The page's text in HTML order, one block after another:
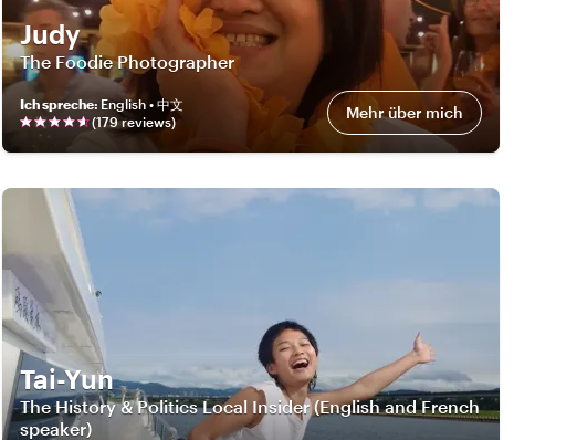
Judy
The Foodie Photographer
Ich spreche: English • 中文
(179reviews) Mehr über mich
Tai-Yun
The History & Politics Local Insider (English and French
speaker)